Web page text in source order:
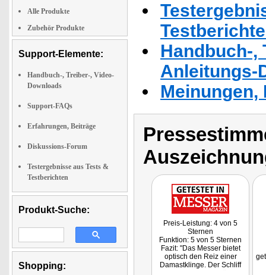
Alle Produkte
Zubehör Produkte
Support-Elemente:
Handbuch-, Treiber-, Video-
Downloads
Support-FAQs
Erfahrungen, Beiträge
Diskussions-Forum
Testergebnisse aus Tests &
Testberichten
Produkt-Suche:
Shopping:
Handbuch-,
Anleitungs-
Preis-Leistung: 4 von 5
Sternen
Funktion: 5 von 5 Sternen
Fazit: "Das Messer bietet
optisch den Reiz einer
Damastklinge. Der Schliff